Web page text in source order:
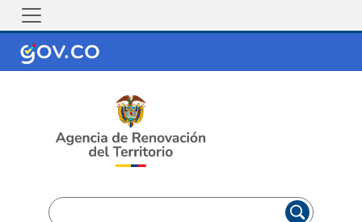
Pasar al contenido principal